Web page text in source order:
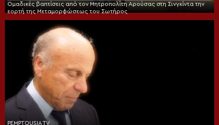
Ομαδικές βαπτίσεις από τον Μητροπολίτη Αρούσας στη Σινγκίντα την
εορτή της Μεταμορφώσεως του Σωτήρος
PEMPTOUSIA TV